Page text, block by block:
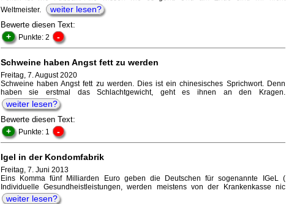
Weltmeister.
weiter lesen?
Bewerte diesen Text:
+ Punkte: 2 -
Schweine haben Angst fett zu werden
Freitag, 7. August 2020
Schweine haben Angst fett zu werden. Dies ist ein chinesisches Sprichwort. Denn
haben sie erstmal das Schlachtgewicht, geht es ihnen an den Kragen.
weiter lesen?
Bewerte diesen Text:
+ Punkte: 1 -
Igel in der Kondomfabrik
Freitag, 7. Juni 2013
Eins Komma fünf Milliarden Euro geben die Deutschen für sogenannte IGeL (
Individuelle Gesundheistleistungen, werden meistens von der Krankenkasse nic
weiter lesen?